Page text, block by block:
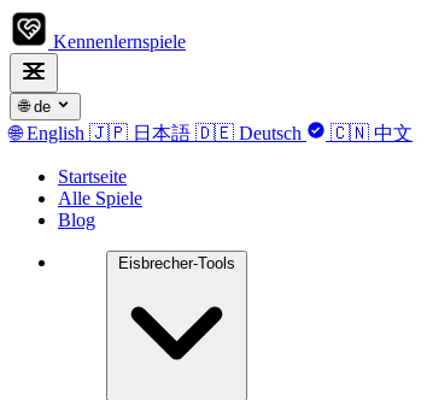
Kennenlernspiele
🌐 de
🌐 English 🇯🇵 日本語 🇩🇪 Deutsch 🇨🇳 中文
Startseite
Alle Spiele
Blog
Eisbrecher-Tools